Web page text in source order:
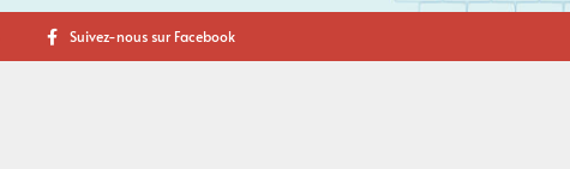
Suivez-nous sur Facebook